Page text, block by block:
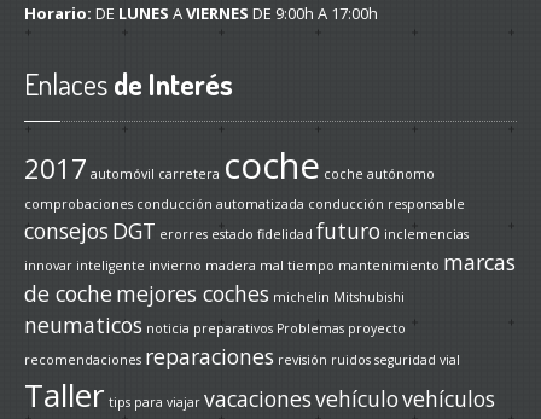
Horario: DE LUNES AVIERNES DE 9:00h A 17:00h
Enlacesde Interés
2017 automóvil carretera coche coche autónomo
comprobaciones conducción automatizada conducción responsable
consejos DGT erorres estado fidelidad futuro inclemencias
innovar inteligente invierno madera mal tiempo mantenimiento marcas
de cochemejores coches michelin Mitshubishi
neumaticos noticia preparativos Problemas proyecto
recomendaciones reparaciones revisión ruidos seguridad vial
Taller tips para viajar vacacionesvehículovehículos